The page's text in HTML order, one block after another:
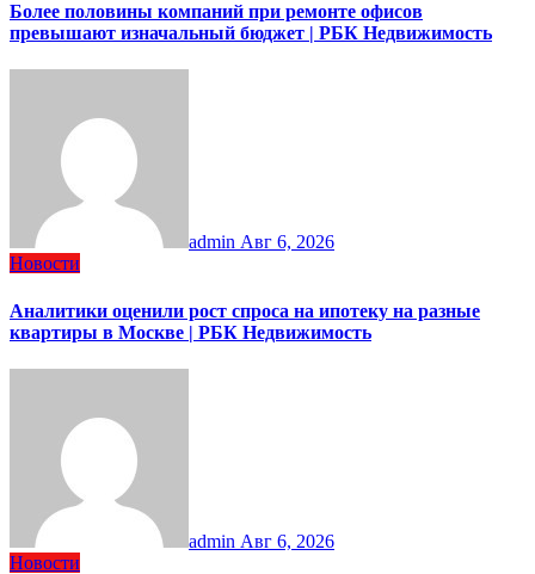
Более половины компаний при ремонте офисов
превышают изначальный бюджет | РБК Недвижимость
admin Авг 6, 2026
Новости
Аналитики оценили рост спроса на ипотеку на разные
квартиры в Москве | РБК Недвижимость
admin Авг 6, 2026
Новости